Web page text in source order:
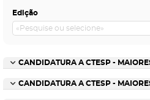
Edição
CANDIDATURA A CTESP -
CANDIDATURA A CTESP -